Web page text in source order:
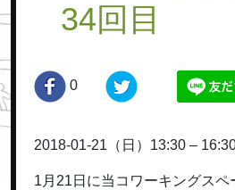
34回目
0
2018-01-21（日）13:30 –
1月21日に当コワーキングスペ